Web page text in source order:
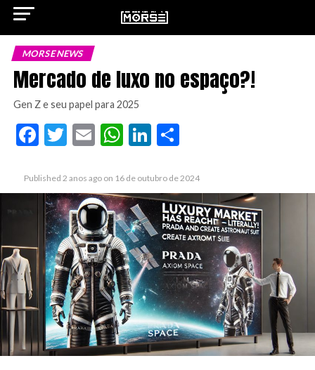
MORSE NEWS
Mercado de luxo no espaço?!
Gen Z e seu papel para 2025
Facebook
Twitter
EmailWhatsApp
LinkedIn
Share
Published 2 anos ago on 16 de outubro de 2024